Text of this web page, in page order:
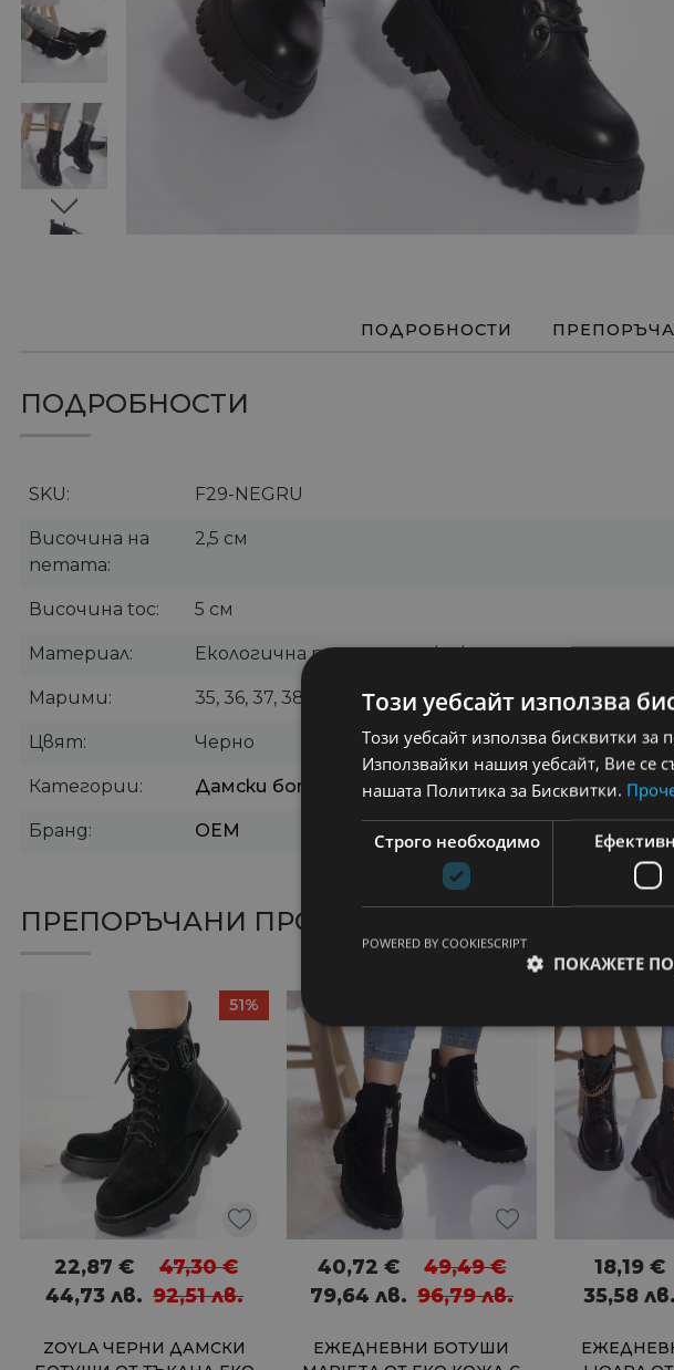
ПОДРОБНОСТИ
ПОДРОБНОСТИ
SKU F29-NEGRU
Височина на
петата
2,5 см
Височина toc 5 см
Материал Екологична подплатена кожа
Марими 35, 36, 37, 38, 39, 40, 41
Цвят Черно
Категории Дамски боти Ежедневни боти
Бранд OEM
ПРЕПОРЪЧАНИ ПРОДУКТИ
51%
ZOYLA ЧЕРНИ ДАМСКИ
22,87€
44,73лв.
47,30€
92,51лв.
ЕЖЕДНЕВНИ БОТУШИ
40,72 €
79,64 лв.
49,49€
96,79лв.
18,19€
35,58лв.
Този уебсайт използва
Този уебсайт използва бисквитки
Използвайки нашия уебсайт, Вие се
нашата Политика за Бисквитки.
Строго необходимо
ПОКАЖЕТЕ
POWERED BY COOKIESCRIPT